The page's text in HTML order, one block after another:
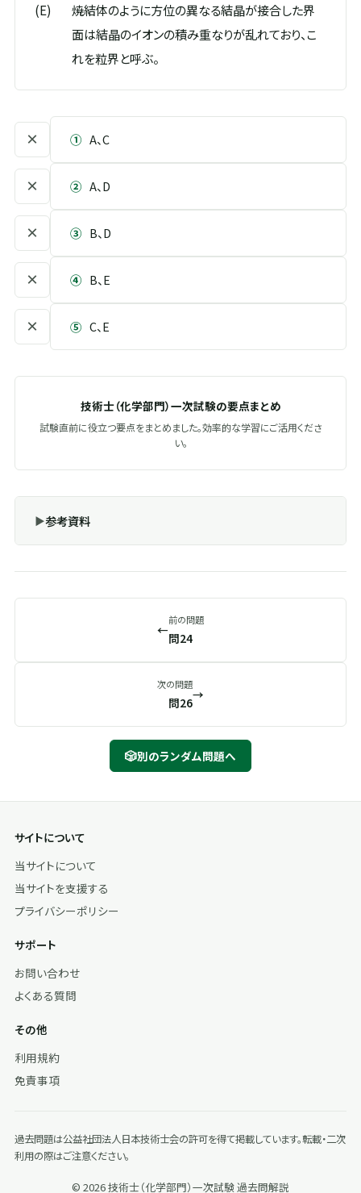
(E)
焼結体のように方位の異なる結晶が接合した界
面は結晶のイオンの積み重なりが乱れており、こ
れを粒界と呼ぶ。
× ① A、C
× ② A、D
× ③ B、D
× ④ B、E
× ⑤ C、E
技術士（化学部門）一次試験の要点まとめ
試験直前に役立つ要点をまとめました。効率的な学習にご活用くださ
い。
参考資料
←
前の問題
問24
次の問題
問26
→
🎲別のランダム問題へ
サイトについて
当サイトについて
当サイトを支援する
プライバシーポリシー
サポート
お問い合わせ
よくある質問
その他
利用規約
免責事項
過去問題は公益社団法人日本技術士会の許可を得て掲載しています。転載・二次
利用の際はご注意ください。
© 2026 技術士（化学部門）一次試験 過去問解説